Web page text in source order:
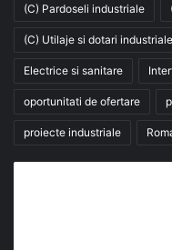
(C) Pardoseli industriale
(C) Utilaje si dotari industriale
Electrice si sanitare
oportunitati de ofertare
proiecte industriale